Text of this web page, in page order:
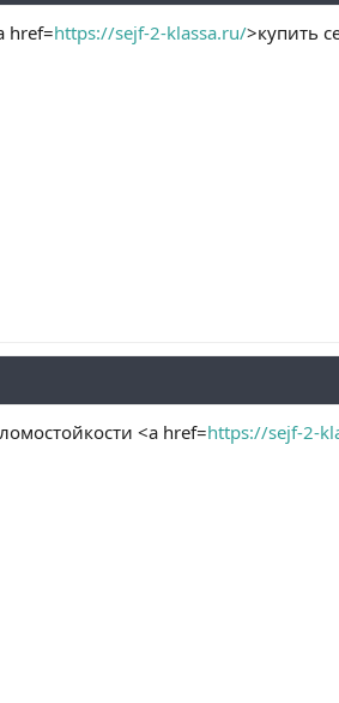
href=https://sejf-2-klassa.ru/>купить
<a href=https://sejf-2-